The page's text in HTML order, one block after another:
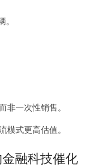
非一次性销售。
模式更高估值。
金融科技催化